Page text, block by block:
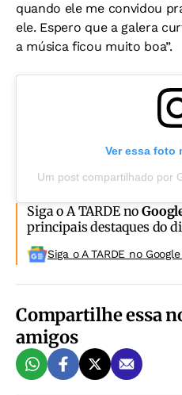
quando ele me convidou
ele. Espero que a galera
a música ficou muito boa”.
Ver essa foto
Um post compartilhado por
Siga o A TARDE no
principais destaques do
Siga o A TARDE no
Compartilhe essa
amigos